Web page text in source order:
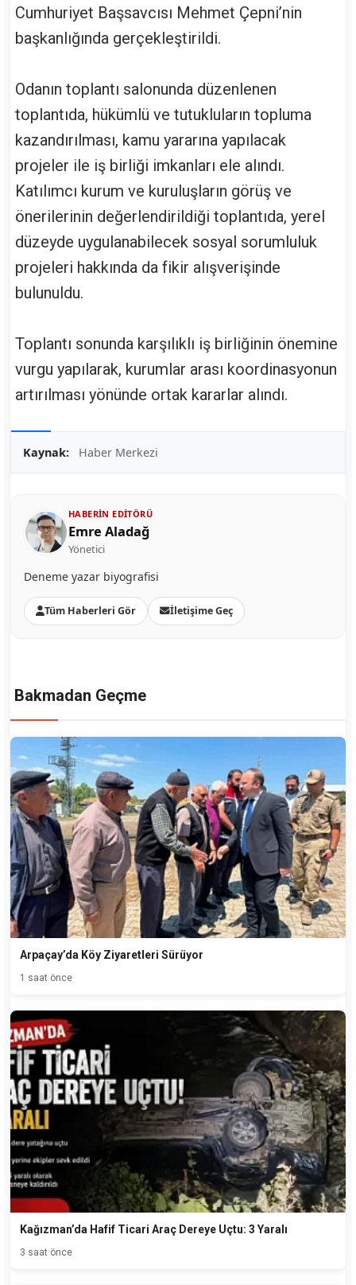
Cumhuriyet Başsavcısı Mehmet Çepni’nin
başkanlığında gerçekleştirildi.
Odanın toplantı salonunda düzenlenen
toplantıda, hükümlü ve tutukluların topluma
kazandırılması, kamu yararına yapılacak
projeler ile iş birliği imkanları ele alındı.
Katılımcı kurum ve kuruluşların görüş ve
önerilerinin değerlendirildiği toplantıda, yerel
düzeyde uygulanabilecek sosyal sorumluluk
projeleri hakkında da fikir alışverişinde
bulunuldu.
Toplantı sonunda karşılıklı iş birliğinin önemine
vurgu yapılarak, kurumlar arası koordinasyonun
artırılması yönünde ortak kararlar alındı.
Kaynak: Haber Merkezi
HABERIN EDITÖRÜ
Emre Aladağ
Yönetici
Deneme yazar biyografisi
Tüm Haberleri Gör İletişime Geç
Bakmadan Geçme
Arpaçay’da Köy Ziyaretleri Sürüyor
1 saat önce
Kağızman’da Hafif Ticari Araç Dereye Uçtu: 3 Yaralı
3 saat önce